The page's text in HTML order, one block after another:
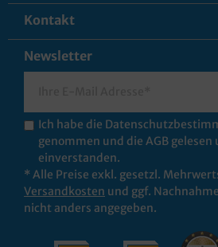
Kontakt
Newsletter
Ich habe die
genommen und die AGB gelesen
einverstanden.
* Alle Preise exkl. gesetzl.
Versandkosten und ggf.
nicht anders angegeben.